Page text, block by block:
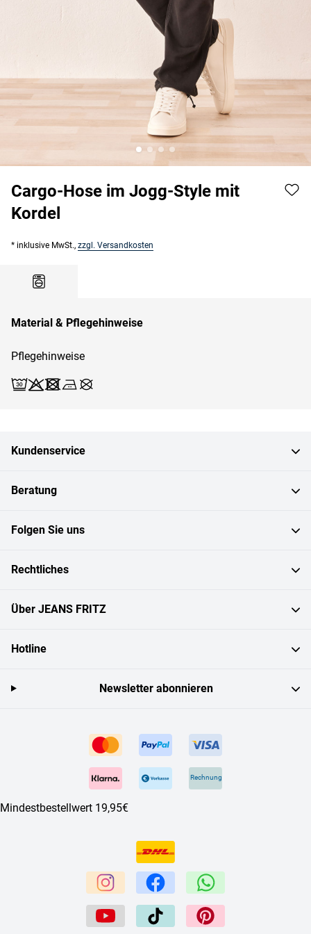
Cargo-Hose im Jogg-Style mit
Kordel
* inklusive MwSt., zzgl. Versandkosten
Material & Pflegehinweise
Pflegehinweise
Kundenservice
Beratung
Folgen Sie uns
Rechtliches
Über JEANS FRITZ
Hotline
Rechnung
Mindestbestellwert 19,95€
Newsletter abonnieren